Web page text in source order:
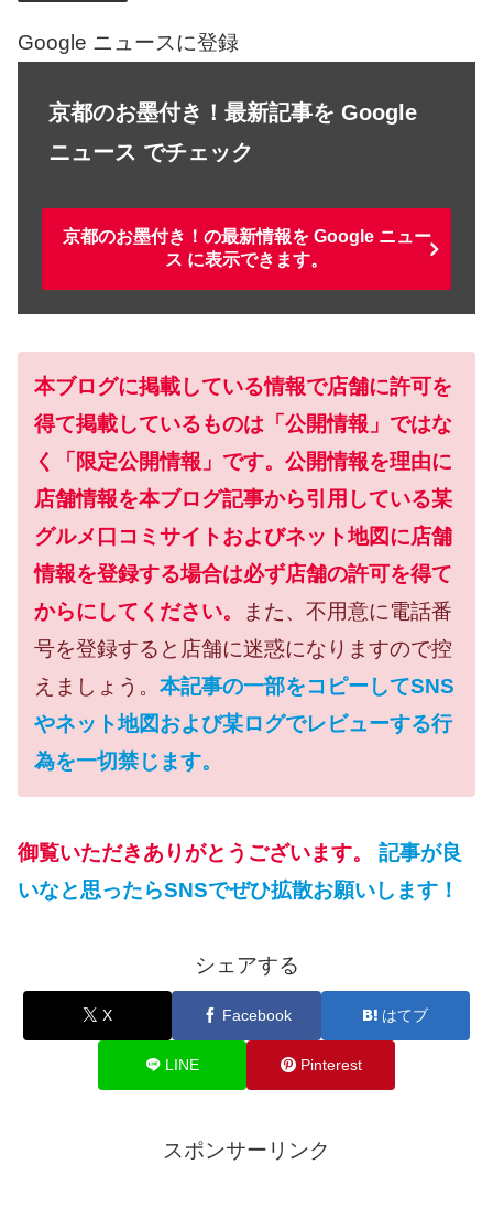
Google ニュースに登録
京都のお墨付き！最新記事を Google
ニュース でチェック
京都のお墨付き！の最新情報を Google ニュー
ス に表示できます。
本ブログに掲載している情報で店舗に許可を
得て掲載しているものは「公開情報」ではな
く「限定公開情報」です。公開情報を理由に
店舗情報を本ブログ記事から引用している某
グルメ口コミサイトおよびネット地図に店舗
情報を登録する場合は必ず店舗の許可を得て
からにしてください。
また、不用意に電話番
号を登録すると店舗に迷惑になりますので控
えましょう。 本記事の一部をコピーしてSNS
やネット地図および某ログでレビューする行
為を一切禁じます。
御覧いただきありがとうございます。
記事が良
いなと思ったらSNSでぜひ拡散お願いします！
シェアする
X Facebook はてブ
LINE Pinterest
スポンサーリンク